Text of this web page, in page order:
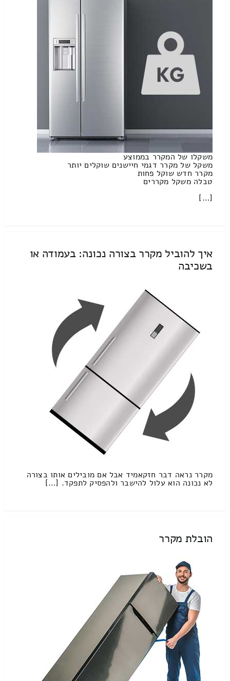
משקלו של המקרר בממוצע
משקל של מקרר דגמי חיישנים שוקלים יותר
מקרר חדש שוקל פחות
טבלה משקל מקררים
[…]
איך להוביל מקרר בצורה נכונה: בעמודה או
בשכיבה
מקרר נראה דבר חזקאמיד אבל אם מובילים אותו בצורה
לא נכונה הוא עלול להישבר ולהפסיק לתפקד. […]
הובלת מקרר